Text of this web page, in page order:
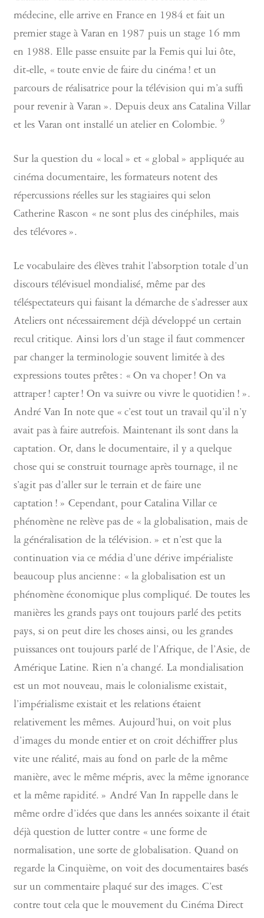
médecine, elle arrive en France en 1984 et fait un
premier stage à Varan en 1987 puis un stage 16 mm
en 1988. Elle passe ensuite par la Femis qui lui ôte,
dit-elle, « toute envie de faire du cinéma ! et un
parcours de réalisatrice pour la télévision qui m’a suffi
pour revenir à Varan ». Depuis deux ans Catalina Villar
et les Varan ont installé un atelier en Colombie. 9
Sur la question du « local » et « global » appliquée au
cinéma documentaire, les formateurs notent des
répercussions réelles sur les stagiaires qui selon
Catherine Rascon « ne sont plus des cinéphiles, mais
des télévores ».
Le vocabulaire des élèves trahit l’absorption totale d’un
discours télévisuel mondialisé, même par des
téléspectateurs qui faisant la démarche de s’adresser aux
Ateliers ont nécessairement déjà développé un certain
recul critique. Ainsi lors d’un stage il faut commencer
par changer la terminologie souvent limitée à des
expressions toutes prêtes : « On va choper ! On va
attraper ! capter ! On va suivre ou vivre le quotidien ! ».
André Van In note que « c’est tout un travail qu’il n’y
avait pas à faire autrefois. Maintenant ils sont dans la
captation. Or, dans le documentaire, il y a quelque
chose qui se construit tournage après tournage, il ne
s’agit pas d’aller sur le terrain et de faire une
captation ! » Cependant, pour Catalina Villar ce
phénomène ne relève pas de « la globalisation, mais de
la généralisation de la télévision. » et n’est que la
continuation via ce média d’une dérive impérialiste
beaucoup plus ancienne : « la globalisation est un
phénomène économique plus compliqué. De toutes les
manières les grands pays ont toujours parlé des petits
pays, si on peut dire les choses ainsi, ou les grandes
puissances ont toujours parlé de l’Afrique, de l’Asie, de
Amérique Latine. Rien n’a changé. La mondialisation
est un mot nouveau, mais le colonialisme existait,
l’impérialisme existait et les relations étaient
relativement les mêmes. Aujourd’hui, on voit plus
d’images du monde entier et on croit déchiffrer plus
vite une réalité, mais au fond on parle de la même
manière, avec le même mépris, avec la même ignorance
et la même rapidité. » André Van In rappelle dans le
même ordre d’idées que dans les années soixante il était
déjà question de lutter contre « une forme de
normalisation, une sorte de globalisation. Quand on
regarde la Cinquième, on voit des documentaires basés
sur un commentaire plaqué sur des images. C’est
contre tout cela que le mouvement du Cinéma Direct